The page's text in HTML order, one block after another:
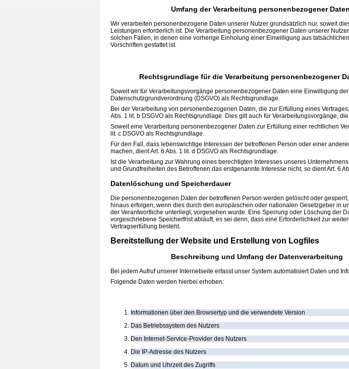
Umfang der Verarbeitung personenbezogener Daten
Wir verarbeiten personenbezogene Daten unserer Nutzer grundsätzlich nur, soweit
Leistungen erforderlich ist. Die Verarbeitung personenbezogener Daten unserer
solchen Fällen, in denen eine vorherige Einholung einer Einwilligung aus
Vorschriften gestattet ist.
Rechtsgrundlage für die Verarbeitung personenbezogener
Soweit wir für Verarbeitungsvorgänge personenbezogener Daten eine Einwilligung
Datenschutzgrundverordnung (DSGVO) als Rechtsgrundlage.
Bei der Verarbeitung von personenbezogenen Daten, die zur Erfüllung eines
Abs. 1 lit. b DSGVO als Rechtsgrundlage. Dies gilt auch für Verarbeitungsvorgänge,
Soweit eine Verarbeitung personenbezogener Daten zur Erfüllung einer rechtlichen
lit. c DSGVO als Rechtsgrundlage.
Für den Fall, dass lebenswichtige Interessen der betroffenen Person oder einer
machen, dient Art. 6 Abs. 1 lit. d DSGVO als Rechtsgrundlage.
Ist die Verarbeitung zur Wahrung eines berechtigten Interesses unseres
und Grundfreiheiten des Betroffenen das erstgenannte Interesse nicht, so dient Art. 6
Datenlöschung und Speicherdauer
Die personenbezogenen Daten der betroffenen Person werden gelöscht oder
hinaus erfolgen, wenn dies durch den europäischen oder nationalen Gesetzgeber in
der Verantwortliche unterliegt, vorgesehen wurde. Eine Sperrung oder Löschung der
vorgeschriebene Speicherfrist abläuft, es sei denn, dass eine Erforderlichkeit zur
Vertragserfüllung besteht.
Bereitstellung der Website und Erstellung von Logfiles
Beschreibung und Umfang der Datenverarbeitung
Bei jedem Aufruf unserer Internetseite erfasst unser System automatisiert Daten und
Folgende Daten werden hierbei erhoben:
Informationen über den Browsertyp und die verwendete Version
Das Betriebssystem des Nutzers
Den Internet-Service-Provider des Nutzers
Die IP-Adresse des Nutzers
Datum und Uhrzeit des Zugriffs